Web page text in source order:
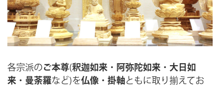
各宗派のご本尊(釈迦如来 ・ 阿弥陀如来 ・ 大日如
来 ・ 曼荼羅など)を仏像 ・ 掛軸ともに取り揃えてお